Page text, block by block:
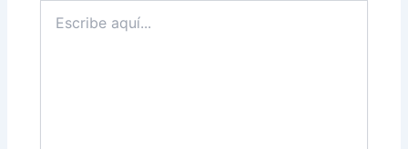
aquí...